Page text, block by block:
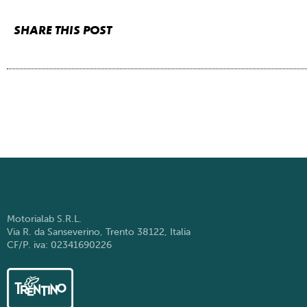
SHARE THIS POST
Motorialab S.R.L.
Via R. da Sanseverino, Trento 38122, Italia
CF/P. iva: 02341690226